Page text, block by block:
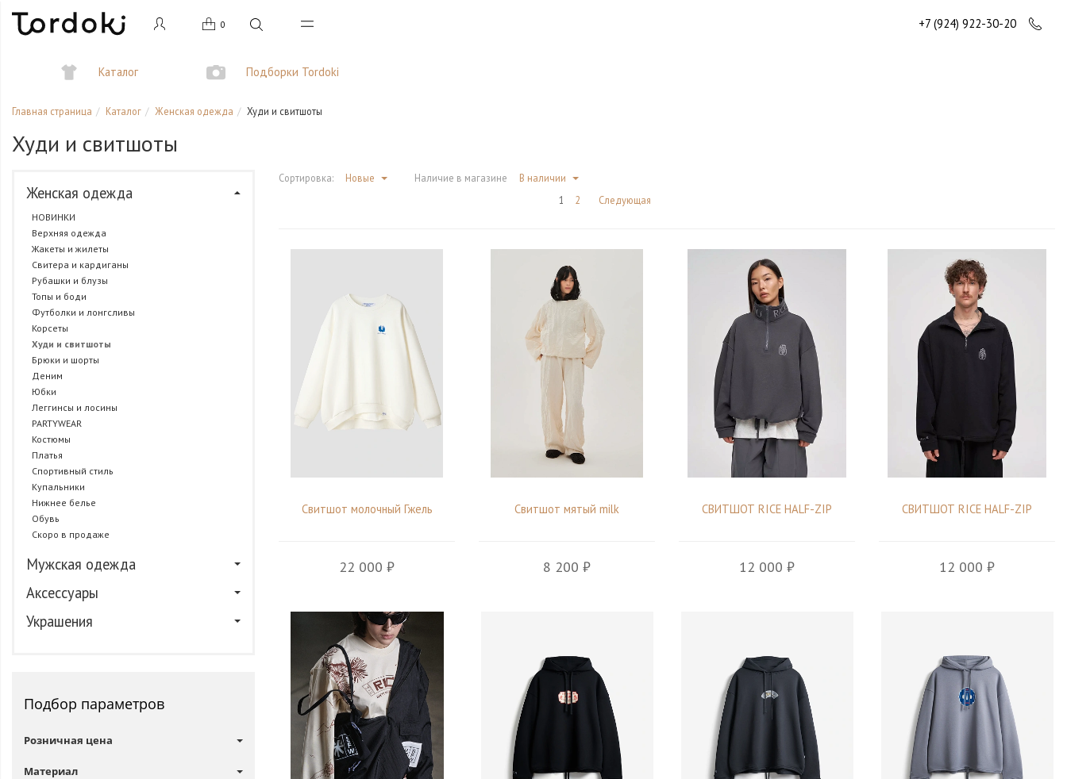
0 +7 (924) 922-30-20
Каталог Подборки Tordoki
Главная страница Каталог Женская одежда Худи и свитшоты
Худи и свитшоты
Женская одежда
НОВИНКИ
Верхняя одежда
Жакеты и жилеты
Свитера и кардиганы
Рубашки и блузы
Топы и боди
Футболки и лонгсливы
Корсеты
Худи и свитшоты
Брюки и шорты
Деним
Юбки
Леггинсы и лосины
PARTYWEAR
Костюмы
Платья
Спортивный стиль
Купальники
Нижнее белье
Обувь
Скоро в продаже
Мужская одежда
Аксессуары
Украшения
Подбор параметров
Розничная цена
Материал
Сортировка: Новые Наличие в магазине
В наличии
1
2 Следующая
Свитшот молочный Гжель
22 000 ₽
Свитшот мятый milk
8 200 ₽
СВИТШОТ RICE HALF-ZIP
12 000 ₽
СВИТШОТ RICE HALF-ZIP
12 000 ₽